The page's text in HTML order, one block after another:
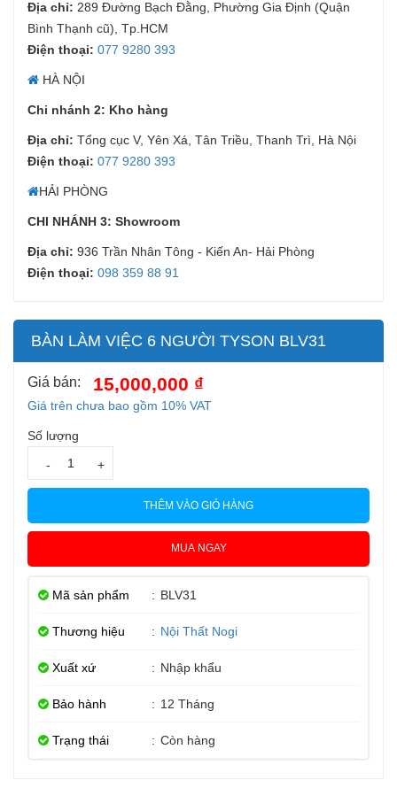
Địa chỉ: 289 Đường Bạch Đằng, Phường Gia Định (Quận
Bình Thạnh cũ), Tp.HCM
Điện thoại: 077 9280 393
HÀ NỘI
Chi nhánh 2: Kho hàng
Địa chỉ: Tổng cục V, Yên Xá, Tân Triều, Thanh Trì, Hà Nội
Điện thoại: 077 9280 393
HẢI PHÒNG
CHI NHÁNH 3: Showroom
Địa chỉ: 936 Trần Nhân Tông - Kiến An- Hải Phòng
Điện thoại: 098 359 88 91
BÀN LÀM VIỆC 6 NGƯỜI TYSON BLV31
Giá bán: 15,000,000 ₫
Giá trên chưa bao gồm 10% VAT
Số lượng
- +
THÊM VÀO GIỎ HÀNG
MUA NGAY
Mã sản phẩm : BLV31
Thương hiệu : Nội Thất Nogi
Xuất xứ : Nhập khẩu
Bảo hành : 12 Tháng
Trạng thái : Còn hàng